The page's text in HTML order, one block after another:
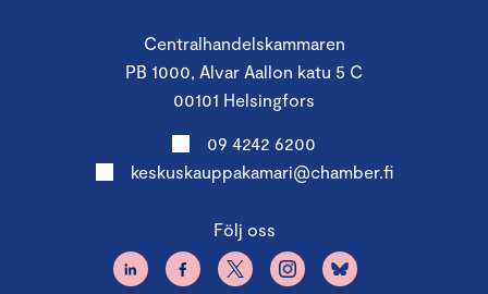
Centralhandelskammaren
PB 1000, Alvar Aallon katu 5 C
00101 Helsingfors
09 4242 6200
keskuskauppakamari@chamber.fi
Följ oss